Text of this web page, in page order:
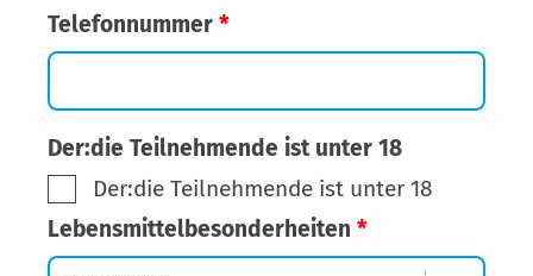
Telefonnummer *
Der:die Teilnehmende ist unter 18
Der:die Teilnehmende ist unter 18
Lebensmittelbesonderheiten *